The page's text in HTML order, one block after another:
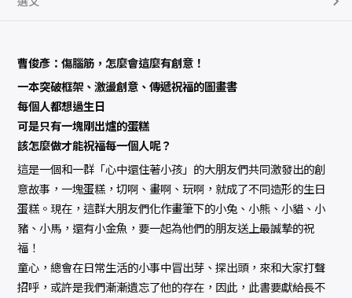
曹俊彥：傷腦筋，怎麼會這麼有創意！
一本突破框架、激盪創意、傳遞祝福的圖畫書
每個人都想過生日
可是只有一塊剛出爐的蛋糕
該怎麼做才能祝福每一個人呢？
這是一個和一群「心中還住著小孩」的大朋友們共同激發出的創
意故事，一塊蛋糕，切啊、畫啊、玩啊，就成了不同造形的生日
蛋糕。現在，這群大朋友們化作畫筆下的小兔、小熊、小貓、小
豬、小馬，還有小金魚，要一起為他們的朋友送上最誠摯的祝
福！
童心，總會在日常生活的小事中冒出芽、探出頭，來和大家打聲
招呼，或許是我們漸漸遺忘了他的存在，因此，此書要獻給長不